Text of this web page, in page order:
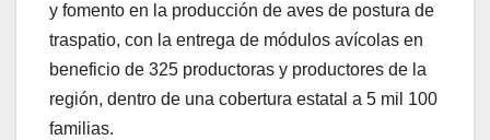
y fomento en la producción de aves de postura de
traspatio, con la entrega de módulos avícolas en
beneficio de 325 productoras y productores de la
región, dentro de una cobertura estatal a 5 mil 100
familias.